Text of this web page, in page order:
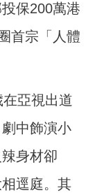
保200萬港
首宗「人體
亞視出道
中飾演小
身材卻
相逕庭。其